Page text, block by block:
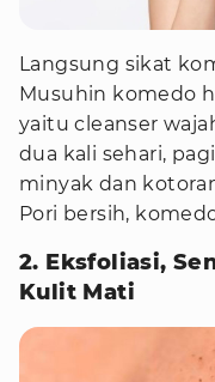
Langsung sikat
Musuhin komedo
yaitu cleanser
dua kali sehari,
minyak dan
Pori bersih,
2. Eksfoliasi,
Kulit Mati